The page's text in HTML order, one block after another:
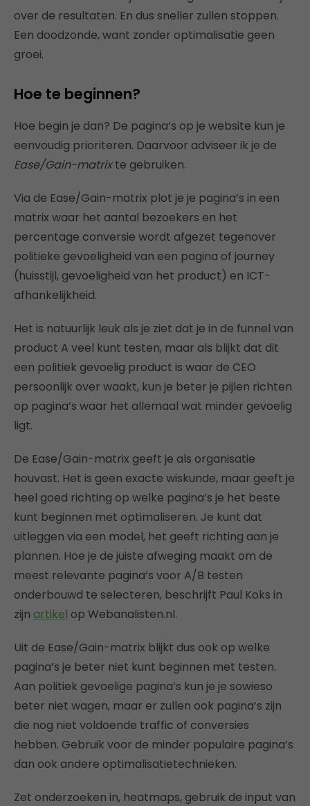
over de resultaten. En dus sneller zullen stoppen.
Een doodzonde, want zonder optimalisatie geen
groei.
Hoe te beginnen?
Hoe begin je dan? De pagina’s op je website kun je
eenvoudig prioriteren. Daarvoor adviseer ik je de
Ease/Gain-matrixte gebruiken.
Via de Ease/Gain-matrix plot je je pagina’s in een
matrix waar het aantal bezoekers en het
percentage conversie wordt afgezet tegenover
politieke gevoeligheid van een pagina of journey
(huisstijl, gevoeligheid van het product) en ICT-
afhankelijkheid.
Het is natuurlijk leuk als je ziet dat je in de funnel van
product A veel kunt testen, maar als blijkt dat dit
een politiek gevoelig product is waar de CEO
persoonlijk over waakt, kun je beter je pijlen richten
op pagina’s waar het allemaal wat minder gevoelig
ligt.
De Ease/Gain-matrix geeft je als organisatie
houvast. Het is geen exacte wiskunde, maar geeft je
heel goed richting op welke pagina’s je het beste
kunt beginnen met optimaliseren. Je kunt dat
uitleggen via een model, het geeft richting aan je
plannen. Hoe je de juiste afweging maakt om de
meest relevante pagina’s voor A/B testen
onderbouwd te selecteren, beschrijft Paul Koks in
zijn artikel op Webanalisten.nl.
Uit de Ease/Gain-matrix blijkt dus ook op welke
pagina’s je beter niet kunt beginnen met testen.
Aan politiek gevoelige pagina’s kun je je sowieso
beter niet wagen, maar er zullen ook pagina’s zijn
die nog niet voldoende traffic of conversies
hebben. Gebruik voor de minder populaire pagina’s
dan ook andere optimalisatietechnieken.
Zet onderzoeken in, heatmaps, gebruik de input van